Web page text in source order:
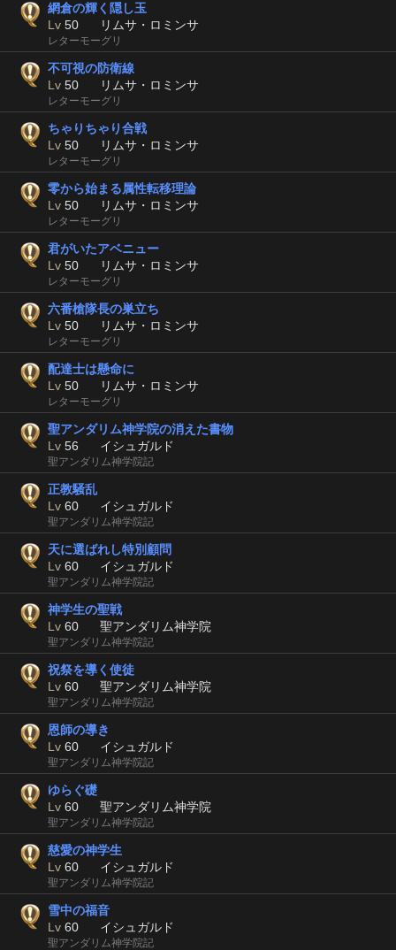
網倉の輝く隠し玉
Lv 50 リムサ・ロミンサ
レターモーグリ
不可視の防衛線
Lv 50 リムサ・ロミンサ
レターモーグリ
ちゃりちゃり合戦
Lv 50 リムサ・ロミンサ
レターモーグリ
零から始まる属性転移理論
Lv 50 リムサ・ロミンサ
レターモーグリ
君がいたアベニュー
Lv 50 リムサ・ロミンサ
レターモーグリ
六番槍隊長の巣立ち
Lv 50 リムサ・ロミンサ
レターモーグリ
配達士は懸命に
Lv 50 リムサ・ロミンサ
レターモーグリ
聖アンダリム神学院の消えた書物
Lv 56 イシュガルド
聖アンダリム神学院記
正教騒乱
Lv 60 イシュガルド
聖アンダリム神学院記
天に選ばれし特別顧問
Lv 60 イシュガルド
聖アンダリム神学院記
神学生の聖戦
Lv 60 聖アンダリム神学院
聖アンダリム神学院記
祝祭を導く使徒
Lv 60 聖アンダリム神学院
聖アンダリム神学院記
恩師の導き
Lv 60 イシュガルド
聖アンダリム神学院記
ゆらぐ礎
Lv 60 聖アンダリム神学院
聖アンダリム神学院記
慈愛の神学生
Lv 60 イシュガルド
聖アンダリム神学院記
雪中の福音
Lv 60 イシュガルド
聖アンダリム神学院記